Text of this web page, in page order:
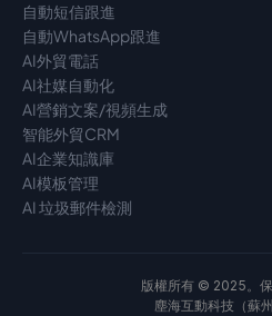
自動短信跟進
自動WhatsApp跟進
AI外貿電話
AI社媒自動化
AI營銷文案/視頻生成
智能外貿CRM
AI企業知識庫
AI模板管理
AI 垃圾郵件檢測
版權所有 © 2025。
塵海互動科技（蘇